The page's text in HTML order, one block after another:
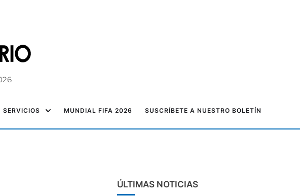
SERVICIOS MUNDIAL FIFA 2026 SUSCRÍBETE A NUESTRO BOLETÍN
ÚLTIMAS NOTICIAS